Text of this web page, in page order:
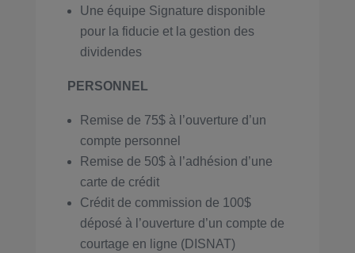
Une équipe Signature disponible
pour la fiducie et la gestion des
dividendes
PERSONNEL
Remise de 75$ à l’ouverture d’un
compte personnel
Remise de 50$ à l’adhésion d’une
carte de crédit
Crédit de commission de 100$
déposé à l’ouverture d’un compte de
courtage en ligne (DISNAT)